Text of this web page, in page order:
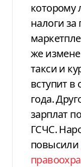
которому
налоги
же
такси и
вступит в
года.
зарплат
ГСЧС.
повысили